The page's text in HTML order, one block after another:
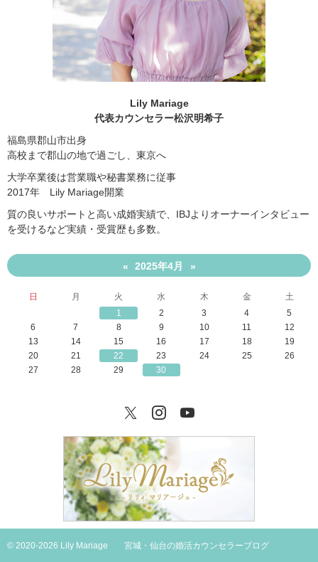
Lily Mariage
代表カウンセラー松沢明希子
福島県郡山市出身
高校まで郡山の地で過ごし、東京へ
大学卒業後は営業職や秘書業務に従事
2017年 Lily Mariage開業
質の良いサポートと高い成婚実績で、IBJよりオーナーインタビュー
を受けるなど実績・受賞歴も多数。
« 2025年4月 »
日 月 火 水 木 金
土
1
2 3 4
5
6
7 8 9 10 11
12
13
14 15 16 17 18
19
20
21 22 23 24 25
26
27
28 29 30
TwitterInstagram
© 2020-2026 Lily Mariage 宮城・仙台の婚活カウンセラーブログ